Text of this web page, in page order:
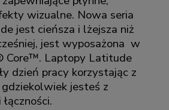
wizualne. Nowa seria
jest cieńsza i lżejsza niż
jest wyposażona w
Core™. Laptopy Latitude
dzień pracy korzystając z
jesteś z